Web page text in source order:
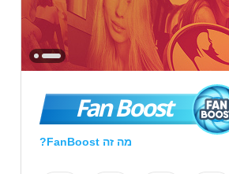
Fan Boost
מה זה FanBoost?